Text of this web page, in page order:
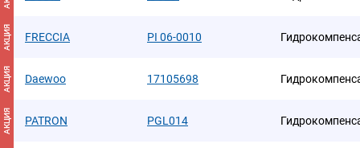
АКЦИЯ FRECCIA PI 06-0010
АКЦИЯ Daewoo 17105698
АКЦИЯ PATRON PGL014